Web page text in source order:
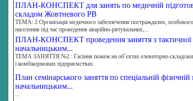
ПЛАН-КОНСПЕКТ для занять по медичній
складом Жовтневого РВ
ТЕМА: 2 Організація медичного забезпечення постраждалих, особового
населення під час проведення аварійно-рятувальних,...
ПЛАН-КОНСПЕКТ проведення заняття з тактичної
начальницьким...
ТЕМА ЗАНЯТТЯ №2 : Гасіння пожеж на об’єктах елеваторно-
і комбікормових підприємствах
План семінарського заняття по спеціальній фізичній
начальницьким...